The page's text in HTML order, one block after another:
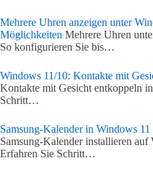
Mehrere Uhren anzeigen unter
Möglichkeiten Mehrere Uhren
So konfigurieren Sie bis…
Windows 11/10: Kontakte mit
Kontakte mit Gesicht entkoppeln
Schritt…
Samsung-Kalender in Windows
Samsung-Kalender installieren auf
Erfahren Sie Schritt…